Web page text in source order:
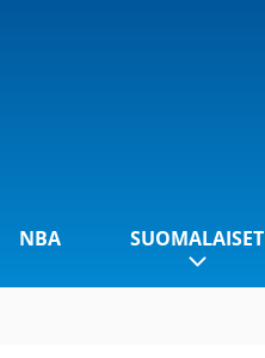
NBA SUOMALAISET